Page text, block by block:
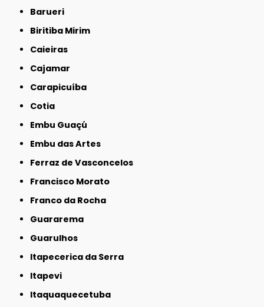
Barueri
Biritiba Mirim
Caieiras
Cajamar
Carapicuíba
Cotia
Embu Guaçú
Embu das Artes
Ferraz de Vasconcelos
Francisco Morato
Franco da Rocha
Guararema
Guarulhos
Itapecerica da Serra
Itapevi
Itaquaquecetuba